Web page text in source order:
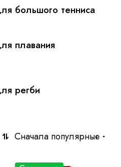
большого тенниса
плавания
регби
Сначала популярные